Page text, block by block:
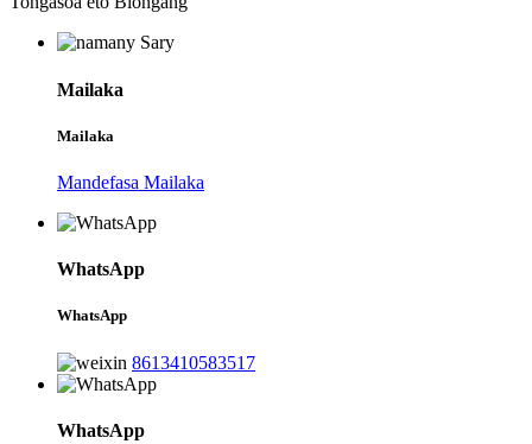
Mailaka
Mailaka
Mandefasa Mailaka
WhatsApp
WhatsApp
8613410583517
WhatsApp